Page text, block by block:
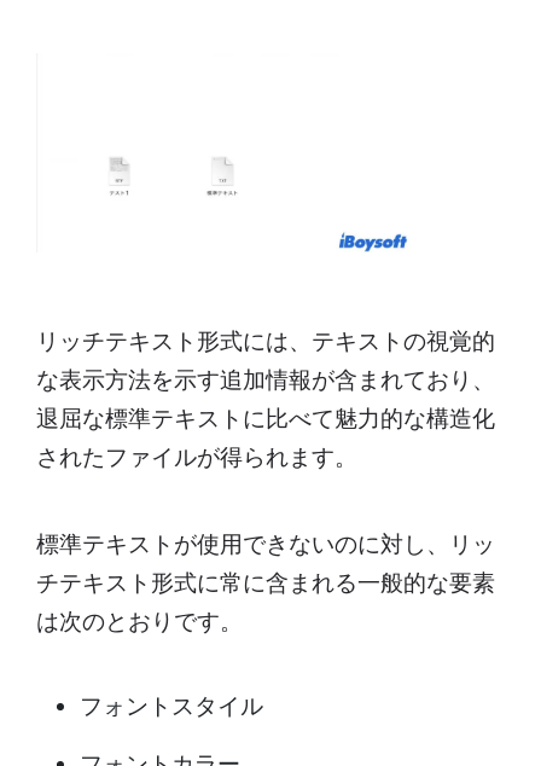
リッチテキスト形式には、テキストの視覚的
な表示方法を示す追加情報が含まれており、
退屈な標準テキストに比べて魅力的な構造化
されたファイルが得られます。
標準テキストが使用できないのに対し、リッ
チテキスト形式に常に含まれる一般的な要素
は次のとおりです。
フォントスタイル